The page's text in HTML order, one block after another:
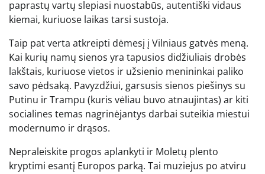
paprastų vartų slepiasi nuostabūs, autentiški vidaus
kiemai, kuriuose laikas tarsi sustoja.
Taip pat verta atkreipti dėmesį į Vilniaus gatvės meną.
Kai kurių namų sienos yra tapusios didžiuliais drobės
lakštais, kuriuose vietos ir užsienio menininkai paliko
savo pėdsaką. Pavyzdžiui, garsusis sienos piešinys su
Putinu ir Trampu (kuris vėliau buvo atnaujintas) ar kiti
socialines temas nagrinėjantys darbai suteikia miestui
modernumo ir drąsos.
Nepraleiskite progos aplankyti ir Moletų plento
kryptimi esantį Europos parką. Tai muziejus po atviru